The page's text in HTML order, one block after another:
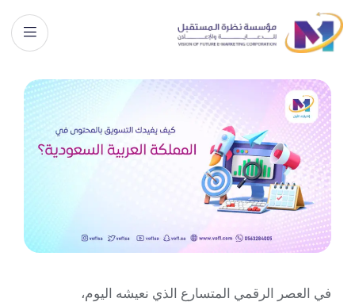
في العصر الرقمي المتسارع الذي نعيشه اليوم،